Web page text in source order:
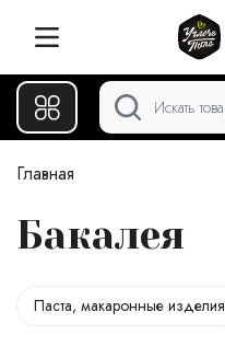
Главная
Бакалея
Паста, макаронные изделия